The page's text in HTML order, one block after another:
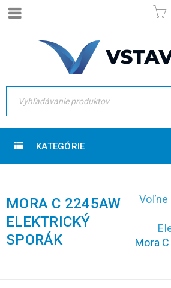
KATEGÓRIE
MORA C 2245AW
ELEKTRICKÝ
SPORÁK
Voľne
Mora